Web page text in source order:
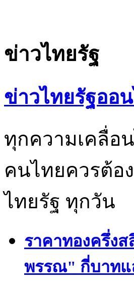
ข่าวไทยรัฐ
ข่าวไทยรัฐออ
ทุกความเคลื่อ
คนไทยควรต้อ
ไทยรัฐ ทุกวัน
ราคาทองครึ่งส
พรรณ" กี่บาทแ